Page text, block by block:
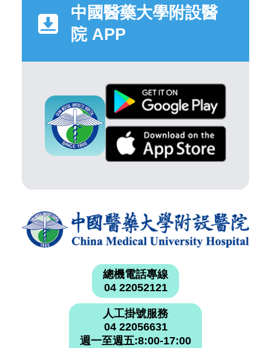
中國醫藥大學附設醫
院 APP
總機電話專線
04 22052121
人工掛號服務
04 22056631
週一至週五:8:00-17:00